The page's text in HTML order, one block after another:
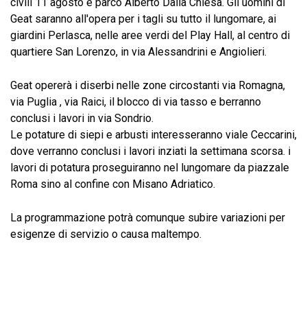
Geat saranno all'opera per i tagli su tutto il lungomare, ai
giardini Perlasca, nelle aree verdi del Play Hall, al centro di
quartiere San Lorenzo, in via Alessandrini e Angiolieri.
Geat opererà i diserbi nelle zone circostanti via Romagna,
via Puglia , via Raici, il blocco di via tasso e berranno
conclusi i lavori in via Sondrio.
Le potature di siepi e arbusti interesseranno viale Ceccarini,
dove verranno conclusi i lavori inziati la settimana scorsa. i
lavori di potatura proseguiranno nel lungomare da piazzale
Roma sino al confine con Misano Adriatico.
La programmazione potrà comunque subire variazioni per
esigenze di servizio o causa maltempo.